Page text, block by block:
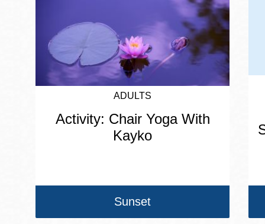
ADULTS
Activity: Chair Yoga With
Kayko
Sunset